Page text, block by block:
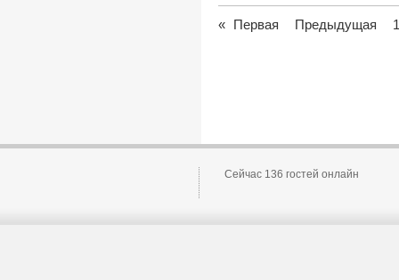
« Первая Предыдущая 1
Сейчас 136 гостей онлайн